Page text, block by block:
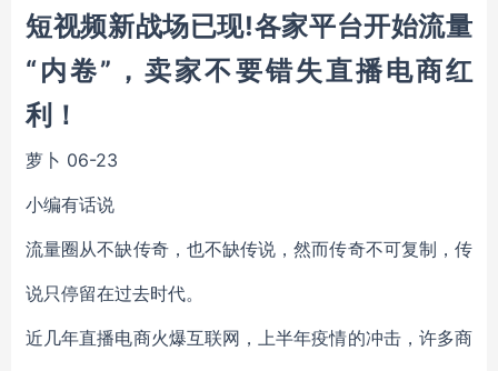
短视频新战场已现!各家平台开始流量
“内卷”，卖家不要错失直播电商红
利！
萝卜 06-23
小编有话说
流量圈从不缺传奇，也不缺传说，然而传奇不可复制，传
说只停留在过去时代。
近几年直播电商火爆互联网，上半年疫情的冲击，许多商